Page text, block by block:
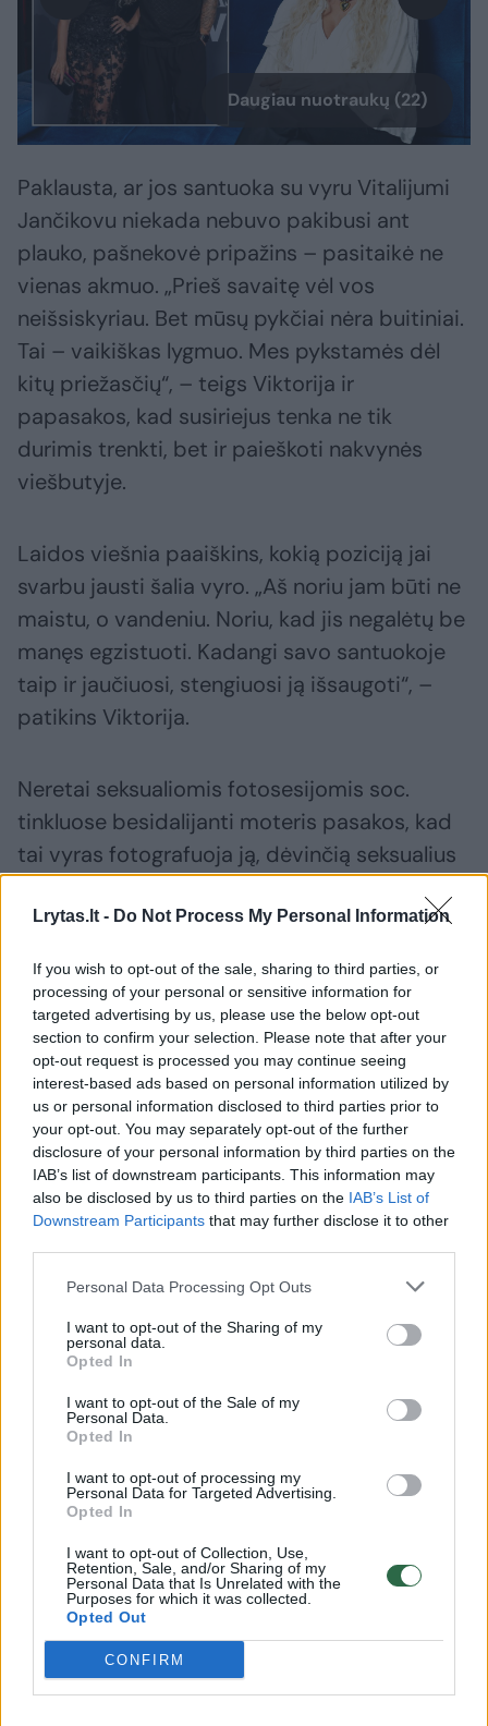
Lrytas.lt - Do Not Process My Personal Information
If you wish to opt-out of the sale, sharing to third parties, or
processing of your personal or sensitive information for
targeted advertising by us, please use the below opt-out
section to confirm your selection. Please note that after your
opt-out request is processed you may continue seeing
interest-based ads based on personal information utilized by
us or personal information disclosed to third parties prior to
your opt-out. You may separately opt-out of the further
disclosure of your personal information by third parties on the
IAB’s list of downstream participants. This information may
also be disclosed by us to third parties on the IAB’s List of
Downstream Participants that may further disclose it to other
Personal Data Processing Opt Outs
I want to opt-out of the Sharing of my
personal data.
Opted In
I want to opt-out of the Sale of my
Personal Data.
Opted In
I want to opt-out of processing my
Personal Data for Targeted Advertising.
Opted In
I want to opt-out of Collection, Use,
Retention, Sale, and/or Sharing of my
Personal Data that Is Unrelated with the
Purposes for which it was collected.
Opted Out
CONFIRM
Daugiau nuotraukų (22)
Paklausta, ar jos santuoka su vyru Vitalijumi
Jančikovu niekada nebuvo pakibusi ant
plauko, pašnekovė pripažins – pasitaikė ne
vienas akmuo. „Prieš savaitę vėl vos
neišsiskyriau. Bet mūsų pykčiai nėra buitiniai.
Tai – vaikiškas lygmuo. Mes pykstamės dėl
kitų priežasčių“, – teigs Viktorija ir
papasakos, kad susiriejus tenka ne tik
durimis trenkti, bet ir paieškoti nakvynės
viešbutyje.
Laidos viešnia paaiškins, kokią poziciją jai
svarbu jausti šalia vyro. „Aš noriu jam būti ne
maistu, o vandeniu. Noriu, kad jis negalėtų be
manęs egzistuoti. Kadangi savo santuokoje
taip ir jaučiuosi, stengiuosi ją išsaugoti“, –
patikins Viktorija.
Neretai seksualiomis fotosesijomis soc.
tinkluose besidalijanti moteris pasakos, kad
tai vyras fotografuoja ją, dėvinčią seksualius
karštas asmenukes, turės tvirtą nuomonę.
Į naują veiklą nėrusi Viktorija
Jakučinskaitė rėžė: „Aš karalienė, aš
„Porsche“ savo srity“
Vis dėlto pašnekovė prisipažins – nėra
abejinga kontraversiškajam „OnlyFans“
turiniui.
„Norėčiau, bet gyvenu Lietuvoje, – priežastį,
kuri trukdo susikurti paskyrą minėtame tinkle,
įvardys pašnekovė. – Šiaip seksualūs
apatiniai, apnuogintas kūnas – mano tema.
Pornografija – neįdomu. O štai erotika man